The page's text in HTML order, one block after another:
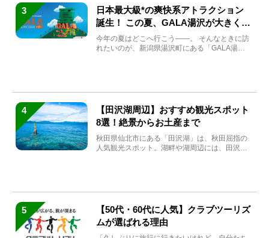
3
日本最大級*の爽快系アトラクション
誕生！ この夏、GALA湯沢が大きく生
まれ変わる
今年の夏はどこへ行こう――。 そんなときに訪
れたいのが、新潟県湯沢町にある「GALA湯
4
【田沢湖周辺】おすすめ観光スポット
8選！絶景からお土産まで
秋田県仙北市にある「田沢湖」は、秋田屈指の
人気観光スポット。湖畔や湖周辺には、田沢湖
5
【50代・60代に人気】クラブツーリズ
ムが選ばれる理由